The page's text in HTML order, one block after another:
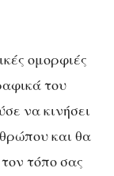
ομορφιές
του
να κινήσει
και θα
τόπο σας